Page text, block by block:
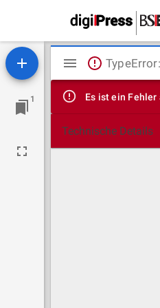
1
Mirador
Viewer
Es ist ein
Technische Details